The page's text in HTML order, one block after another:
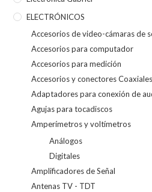
ELECTRÓNICOS
Accesorios de video-cámaras de
Accesorios para computador
Accesorios para medición
Accesorios y conectores
Adaptadores para conexión de
Agujas para tocadiscos
Amperímetros y voltímetros
Análogos
Digitales
Amplificadores de Señal
Antenas TV - TDT